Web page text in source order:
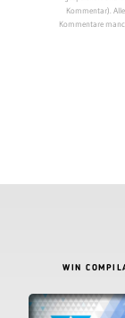
Kommentar).
Kommentare
WIN